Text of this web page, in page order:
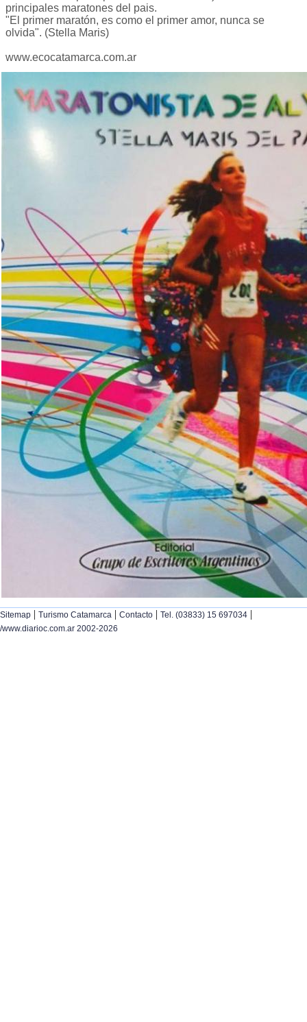
principales maratones del pais.
"El primer maratón, es como el primer amor, nunca se
olvida". (Stella Maris)
www.ecocatamarca.com.ar
Sitemap | Turismo Catamarca | Contacto | Tel. (03833) 15 697034 |
/www.diarioc.com.ar 2002-2026